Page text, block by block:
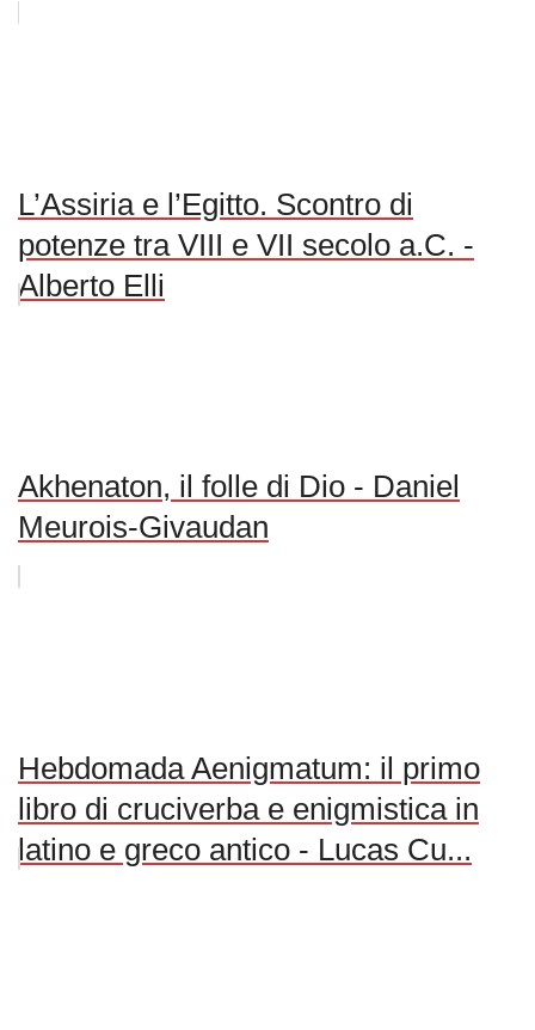
L’Assiria e l’Egitto. Scontro di
potenze tra VIII e VII secolo a.C. -
Alberto Elli
Akhenaton, il folle di Dio - Daniel
Meurois-Givaudan
Hebdomada Aenigmatum: il primo
libro di cruciverba e enigmistica in
latino e greco antico - Lucas Cu...